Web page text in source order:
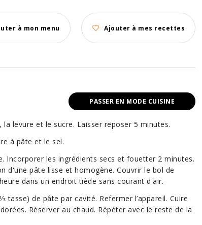
à mon menu Ajouter à mes recettes
PASSER EN MODE CUISINE
levure et le sucre. Laisser reposer 5 minutes.
à pâte et le sel.
Incorporer les ingrédients secs et fouetter 2 minutes.
pâte lisse et homogène. Couvrir le bol de
dans un endroit tiède sans courant d'air.
tasse) de pâte par cavité. Refermer l’appareil. Cuire
Réserver au chaud. Répéter avec le reste de la